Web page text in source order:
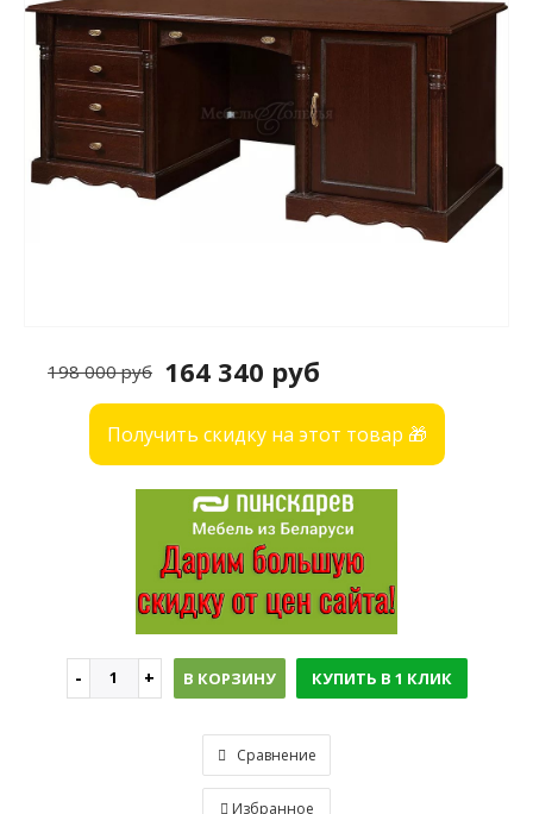
164 340 руб
198 000 руб
Получить скидку на этот товар 🎁
В КОРЗИНУ КУПИТЬ В 1 КЛИК
Сравнение
Избранное